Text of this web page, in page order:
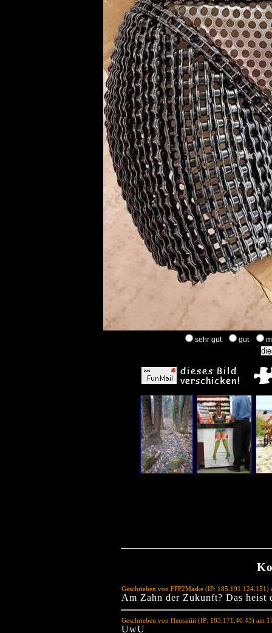
sehr gut gut
Geschrieben von FFP2Maske (IP:
Am Zahn der Zukunft? Das heist
Geschrieben von Hentaiiiii (IP: 185.171.46.43) am
UwU